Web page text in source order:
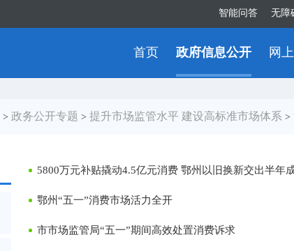
智能问答 无障
首页 政府信息公开 网
> 政务公开专题 > 提升市场监管水平 建设高标准市场体系 >
5800万元补贴撬动4.5亿元消费 鄂州以旧换新交出半年
鄂州“五一”消费市场活力全开
市市场监管局“五一”期间高效处置消费诉求